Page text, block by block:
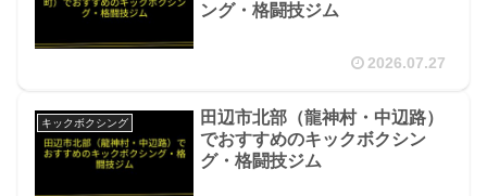
ング・格闘技ジム
2026.07.27
キックボクシング
田辺市北部（龍神村・中辺路）
でおすすめのキックボクシン
グ・格闘技ジム